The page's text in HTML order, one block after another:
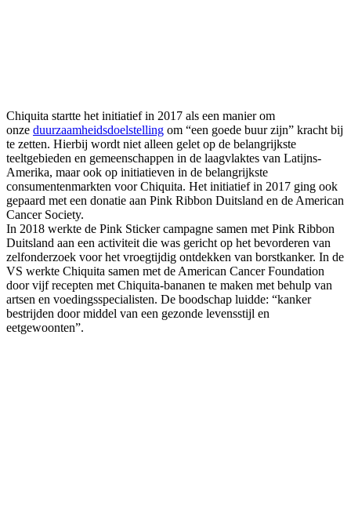
Chiquita startte het initiatief in 2017 als een manier om
onze duurzaamheidsdoelstelling om “een goede buur zijn” kracht bij
te zetten. Hierbij wordt niet alleen gelet op de belangrijkste
teeltgebieden en gemeenschappen in de laagvlaktes van Latijns-
Amerika, maar ook op initiatieven in de belangrijkste
consumentenmarkten voor Chiquita. Het initiatief in 2017 ging ook
gepaard met een donatie aan Pink Ribbon Duitsland en de American
Cancer Society.
In 2018 werkte de Pink Sticker campagne samen met Pink Ribbon
Duitsland aan een activiteit die was gericht op het bevorderen van
zelfonderzoek voor het vroegtijdig ontdekken van borstkanker. In de
VS werkte Chiquita samen met de American Cancer Foundation
door vijf recepten met Chiquita-bananen te maken met behulp van
artsen en voedingsspecialisten. De boodschap luidde: “kanker
bestrijden door middel van een gezonde levensstijl en
eetgewoonten”.